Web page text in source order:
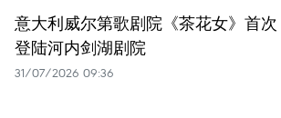
意大利威尔第歌剧院《茶花女》首次
登陆河内剑湖剧院
31/07/2026 09:36